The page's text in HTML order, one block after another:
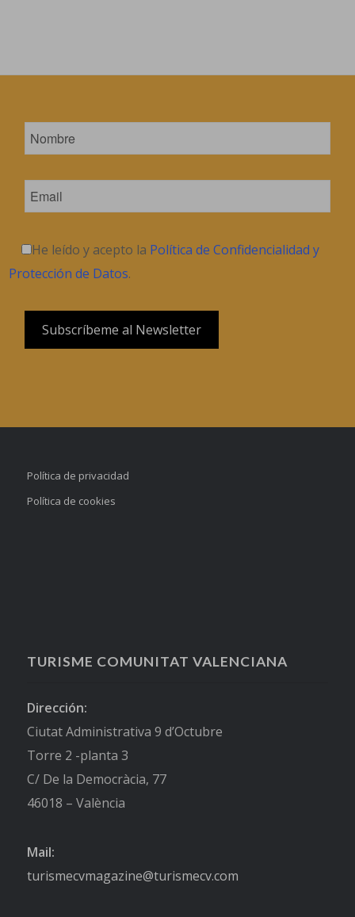
He leído y acepto la Política de Confidencialidad y
Protección de Datos.
Política de privacidad
Política de cookies
TURISME COMUNITAT VALENCIANA
Dirección:
Ciutat Administrativa 9 d’Octubre
Torre 2 -planta 3
C/ De la Democràcia, 77
46018 – València
Mail:
turismecvmagazine@turismecv.com